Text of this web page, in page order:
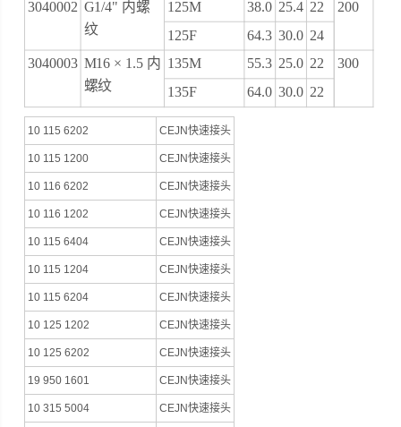
3040002 G1/4" 内螺
纹
125M 38.0 25.4 22 200
125F 64.3 30.0 24
3040003 M16 × 1.5 内
螺纹
135M 55.3 25.0 22 300
135F 64.0 30.0 22
10 115 6202 CEJN快速接头
10 115 1200 CEJN快速接头
10 116 6202 CEJN快速接头
10 116 1202 CEJN快速接头
10 115 6404 CEJN快速接头
10 115 1204 CEJN快速接头
10 115 6204 CEJN快速接头
10 125 1202 CEJN快速接头
10 125 6202 CEJN快速接头
19 950 1601 CEJN快速接头
10 315 5004 CEJN快速接头